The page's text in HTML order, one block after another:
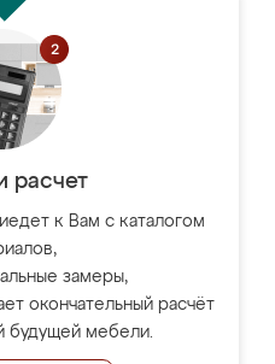
расчет
к Вам с каталогом
замеры,
окончательный расчёт
будущей мебели.